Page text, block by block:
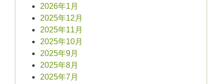
2026年1月
2025年12月
2025年11月
2025年10月
2025年9月
2025年8月
2025年7月